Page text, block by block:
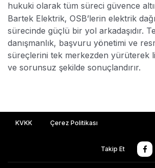
hukuki olarak tüm süreci güvence
Bartek Elektrik, OSB’lerin elektrik
sürecinde güçlü bir yol arkadaşıdır.
danışmanlık, başvuru yönetimi ve
süreçlerini tek merkezden yürüterek
ve sorunsuz şekilde sonuçlandırır.
KVKK Çerez Politikası
Takip Et